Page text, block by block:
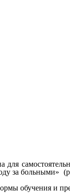
для
за больными»
обучения и